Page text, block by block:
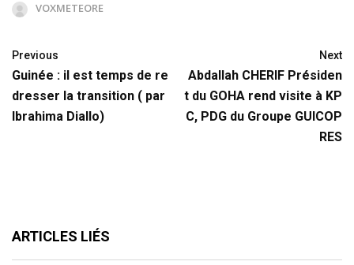
VOXMETEORE
Previous
Guinée : il est temps de re
dresser la transition ( par
Ibrahima Diallo)
Next
Abdallah CHERIF Présiden
t du GOHA rend visite à KP
C, PDG du Groupe GUICOP
RES
ARTICLES LIÉS